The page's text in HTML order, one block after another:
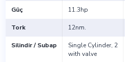
Güç 11.3hp
Tork 12nm.
Silindir / Subap
Single Cylinder, 2
with valve